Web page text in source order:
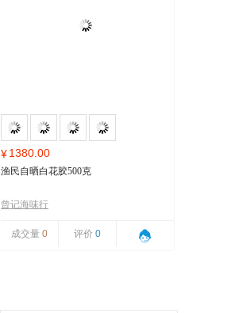
¥1380.00
渔民自晒白花胶500克
曾记海味行
成交量 0 评价 0